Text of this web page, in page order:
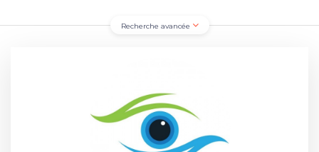
Recherche avancée